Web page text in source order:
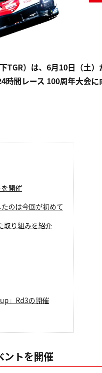
TGR）は、6月10日（土
時間レース 100周年大会
開催
のは今回が初めて
取り組みを紹介
」Rd3の開催
ントを開催